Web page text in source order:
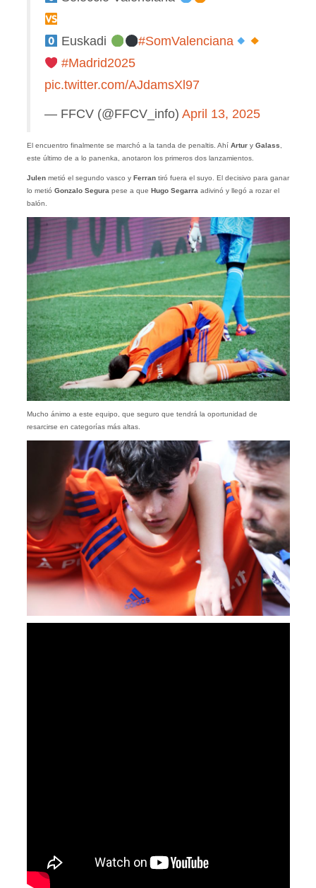
Euskadi
#SomValenciana
#Madrid2025
pic.twitter.com/AJdamsXl97
— FFCV (@FFCV_info) April 13, 2025
El encuentro finalmente se marchó a la tanda de penaltis. Ahí Artury Galass,
este último de a lo panenka, anotaron los primeros dos lanzamientos.
Julenmetió el segundo vasco y Ferrantiró fuera el suyo. El decisivo para ganar
lo metió Gonzalo Segura pese a que Hugo Segarraadivinó y llegó a rozar el
balón.
Mucho ánimo a este equipo, que seguro que tendrá la oportunidad de
resarcirse en categorías más altas.